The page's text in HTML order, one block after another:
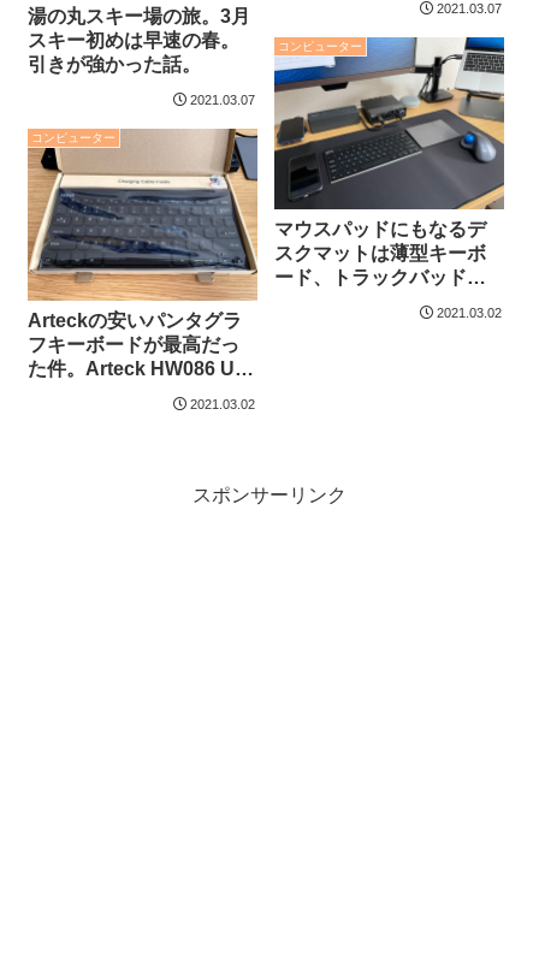
湯の丸スキー場の旅。3月
スキー初めは早速の春。
引きが強かった話。
2021.03.07
2021.03.07
コンピューター
マウスパッドにもなるデ
スクマットは薄型キーボ
ード、トラックバッドと
相性が良かった話
2021.03.02
コンピューター
Arteckの安いパンタグラ
フキーボードが最高だっ
た件。Arteck HW086 US
キーボードレビュー。
2021.03.02
スポンサーリンク